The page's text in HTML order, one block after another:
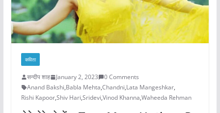
कविता
सन्दीप शाह January 2, 2023
0 Comments
Anand Bakshi,Babla Mehta,Chandni,Lata Mangeshkar,
Rishi Kapoor,Shiv Hari,Sridevi,Vinod Khanna,Waheeda Rehman